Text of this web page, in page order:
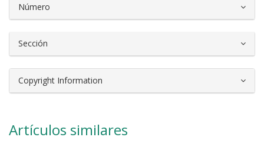
Número
Sección
Copyright Information
Artículos similares